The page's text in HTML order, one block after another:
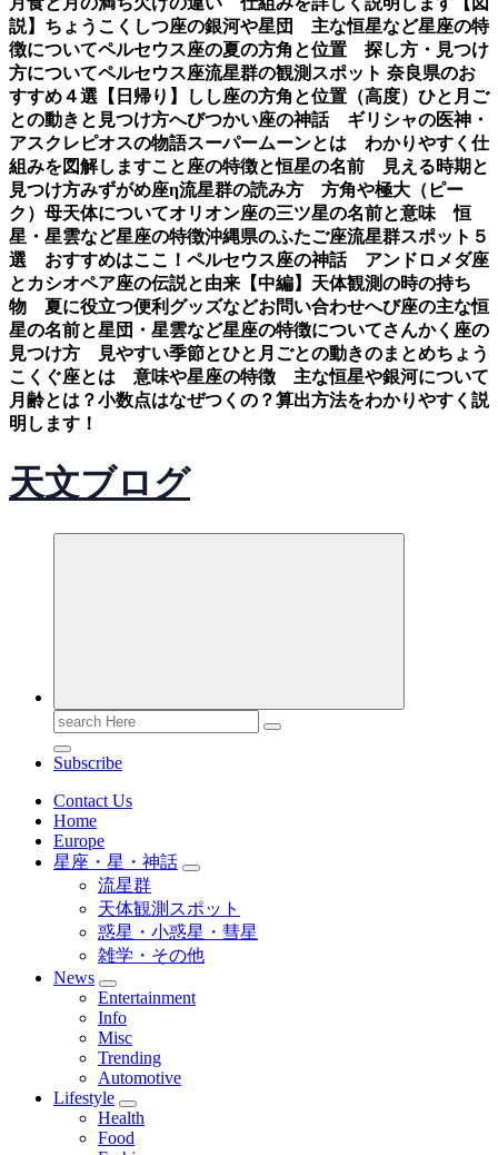
説】 ちょうこくしつ座の銀河や星団 主な恒星など星座の特
徴についてペルセウス座の夏の方角と位置 探し方・見つけ
方についてペルセウス座流星群の観測スポット 奈良県のお
すすめ４選【日帰り】
しし座の方角と位置（高度）ひと月ご
との動きと見つけ方へびつかい座の神話 ギリシャの医神・
アスクレピオスの物語スーパームーンとは わかりやすく仕
組みを図解しますこと座の特徴と恒星の名前 見える時期と
見つけ方みずがめ座η流星群の読み方 方角や極大（ピー
ク）母天体についてオリオン座の三ツ星の名前と意味 恒
星・星雲など星座の特徴沖縄県のふたご座流星群スポット５
選 おすすめはここ！ ペルセウス座の神話 アンドロメダ座
とカシオペア座の伝説と由来【中編】 天体観測の時の持ち
物 夏に役立つ便利グッズなどお問い合わせへび座の主な恒
星の名前と星団・星雲など星座の特徴についてさんかく座の
見つけ方 見やすい季節とひと月ごとの動きのまとめちょう
こくぐ座とは 意味や星座の特徴 主な恒星や銀河について
月齢とは？小数点はなぜつくの？算出方法をわかりやすく説
明します！
天文ブログ
Search
for:
Subscribe
Contact Us
Home
Europe
星座・星・神話
流星群
天体観測スポット
惑星・小惑星・彗星
雑学・その他
News
Entertainment
Info
Misc
Trending
Automotive
Lifestyle
Health
Food